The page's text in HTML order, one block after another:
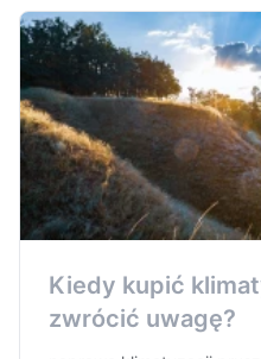
Kiedy kupić
zwrócić uwagę?